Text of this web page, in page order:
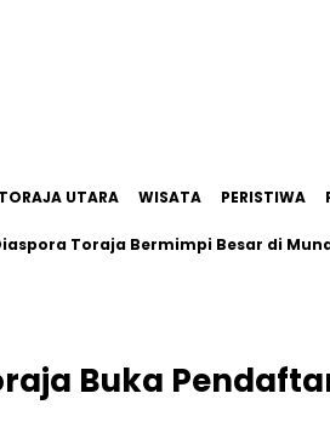
TORAJA UTARA WISATA PERISTIWA
Toraja Bermimpi Besar di Munas
Buka